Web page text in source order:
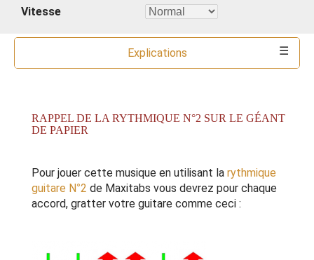
Vitesse
Explications
RAPPEL DE LA RYTHMIQUE N°2 SUR LE GÉANT
DE PAPIER
Pour jouer cette musique en utilisant la rythmique
guitare N°2 de Maxitabs vous devrez pour chaque
accord, gratter votre guitare comme ceci :